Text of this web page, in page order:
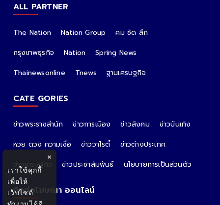
ALL PARTNER
The Nation Nation Group
คม ชัด ลึก
กรุงเทพธุรกิจ
Nation
Spring News
Thainewsonline
Tnews ฐานเศรษฐกิจ
CATE GORIES
ข่าวพระราชสำนัก ข่าวการเมือง ข่าวสังคม
ข่าวบันเทิง
หวย ดวง ความเชื่อ
ข่าววาไรตี้
ข่าวต่างประเทศ
ข่าวเศรษฐกิจ
ข่าวประชาสัมพันธ์ นโยบายการเป็นส่วนตัว
ติดต่อโฆษณา ออนไลน์
×
เราใช้คุกกี้
เพื่อให้
เว็บไซต์